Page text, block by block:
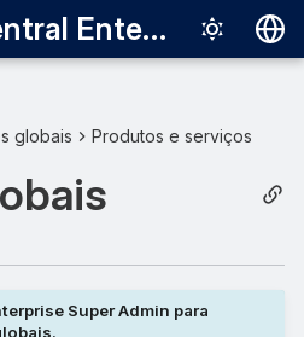
Sophos Central Enterprise
English
Italiano
日本語
globais Produtos e serviços
Super Admin para